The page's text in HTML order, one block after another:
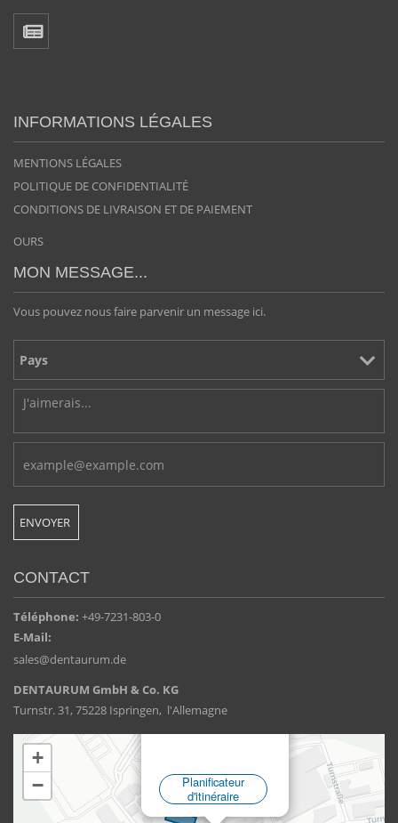
INFORMATIONS LÉGALES
MENTIONS LÉGALES
POLITIQUE DE CONFIDENTIALITÉ
CONDITIONS DE LIVRAISON ET DE PAIEMENT
OURS
MON MESSAGE...
Vous pouvez nous faire parvenir un message ici.
CONTACT
Téléphone: +49-7231-803-0
E-Mail:
sales@dentaurum.de
DENTAURUM GmbH & Co. KG
Turnstr. 31, 75228 Ispringen, l'Allemagne